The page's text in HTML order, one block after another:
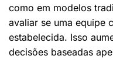
como em modelos
avaliar se uma equipe
estabelecida. Isso
decisões baseadas